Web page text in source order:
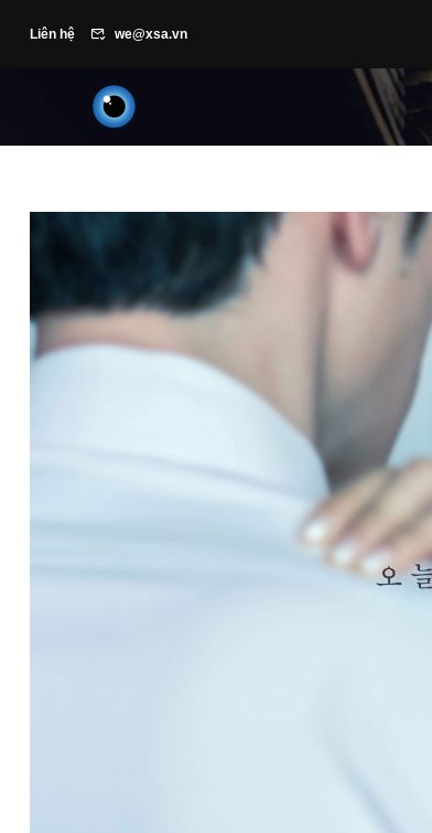
Liên hệ we@xsa.vn